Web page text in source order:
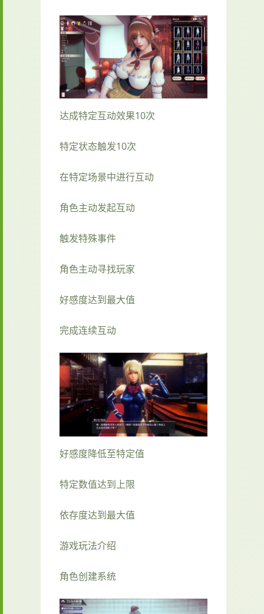
达成特定互动效果10次
特定状态触发10次
在特定场景中进行互动
角色主动发起互动
触发特殊事件
角色主动寻找玩家
好感度达到最大值
完成连续互动
好感度降低至特定值
特定数值达到上限
依存度达到最大值
游戏玩法介绍
角色创建系统